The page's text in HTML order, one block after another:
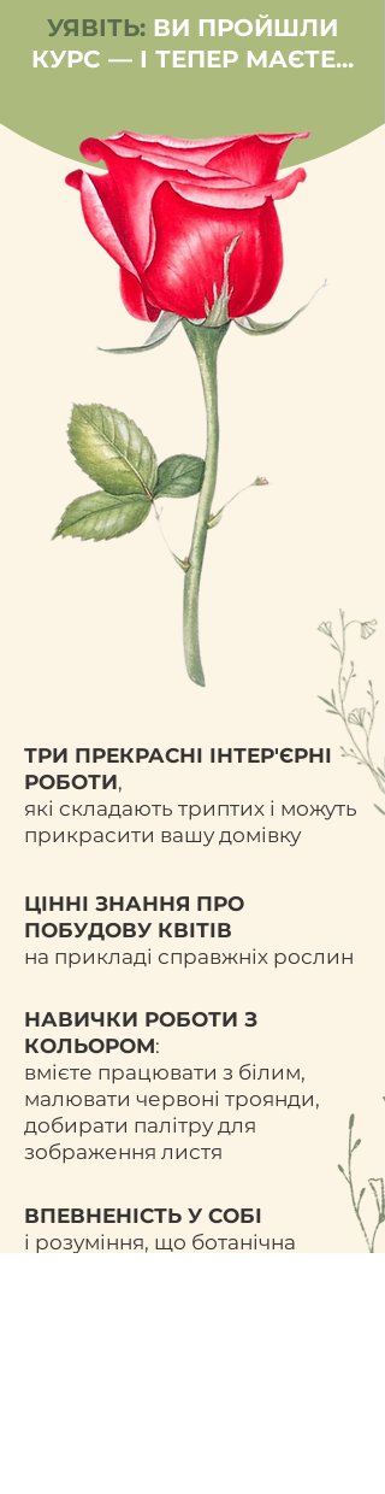
УЯВІТЬ: ВИ ПРОЙШЛИ
КУРС — І ТЕПЕР МАЄТЕ...
ТРИ ПРЕКРАСНІ ІНТЕР'ЄРНІ
РОБОТИ,
які складають триптих і можуть
прикрасити вашу домівку
ЦІННІ ЗНАННЯ ПРО
ПОБУДОВУ КВІТІВ
на прикладі справжніх рослин
НАВИЧКИ РОБОТИ З
КОЛЬОРОМ:
вмієте працювати з білим,
малювати червоні троянди,
добирати палітру для
зображення листя
ВПЕВНЕНІСТЬ У СОБІ
і розуміння, що ботанічна